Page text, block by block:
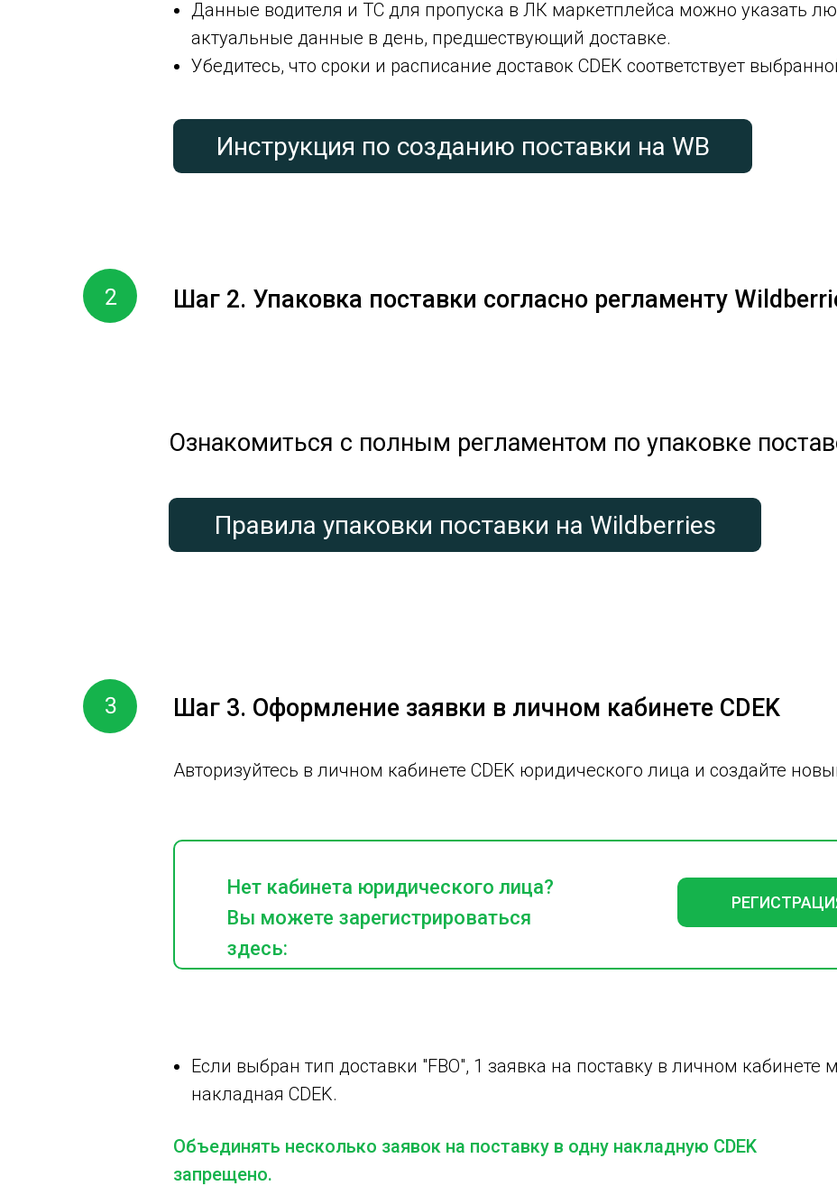
Инструкция по созданию поставки на WB
Данные водителя и ТС для пропуска в ЛК маркетплейса можно указать
актуальные данные в день, предшествующий доставке.
Убедитесь, что сроки и расписание доставок CDEK соответствует
2 Шаг 2. Упаковка поставки согласно регламенту
Ознакомиться с полным регламентом по упаковке
Правила упаковки поставки на Wildberries
Шаг 3. Оформление заявки в личном кабинете CDEK
Если выбран тип доставки "FBO", 1 заявка на поставку в личном кабинете
накладная CDEK.
Авторизуйтесь в личном кабинете CDEK юридического лица и создайте
3
Нет кабинета юридического лица?
Вы можете зарегистрироваться
здесь:
Объединять несколько заявок на поставку в одну накладную CDEK
запрещено.